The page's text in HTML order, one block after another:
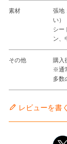
素材
張地
い）
シー
ン、
その他
購入
※通
多数
レビューを書く